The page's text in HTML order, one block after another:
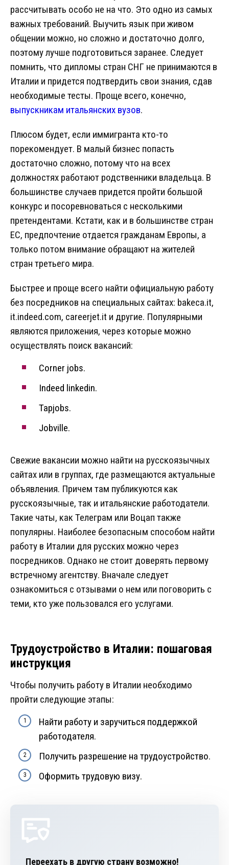
рассчитывать особо не на что. Это одно из самых
важных требований. Выучить язык при живом
общении можно, но сложно и достаточно долго,
поэтому лучше подготовиться заранее. Следует
помнить, что дипломы стран СНГ не принимаются в
Италии и придется подтвердить свои знания, сдав
необходимые тесты. Проще всего, конечно,
выпускникам итальянских вузов.
Плюсом будет, если иммигранта кто-то
порекомендует. В малый бизнес попасть
достаточно сложно, потому что на всех
должностях работают родственники владельца. В
большинстве случаев придется пройти большой
конкурс и посоревноваться с несколькими
претендентами. Кстати, как и в большинстве стран
ЕС, предпочтение отдается гражданам Европы, а
только потом внимание обращают на жителей
стран третьего мира.
Быстрее и проще всего найти официальную работу
без посредников на специальных сайтах: bakeca.it,
it.indeed.com, careerjet.it и другие. Популярными
являются приложения, через которые можно
осуществлять поиск вакансий:
Corner jobs.
Indeed linkedin.
Tapjobs.
Jobville.
Свежие вакансии можно найти на русскоязычных
сайтах или в группах, где размещаются актуальные
объявления. Причем там публикуются как
русскоязычные, так и итальянские работодатели.
Такие чаты, как Телеграм или Воцап также
популярны. Наиболее безопасным способом найти
работу в Италии для русских можно через
посредников. Однако не стоит доверять первому
встречному агентству. Вначале следует
ознакомиться с отзывами о нем или поговорить с
теми, кто уже пользовался его услугами.
Трудоустройство в Италии: пошаговая
инструкция
Чтобы получить работу в Италии необходимо
пройти следующие этапы:
Найти работу и заручиться поддержкой
работодателя.
Получить разрешение на трудоустройство.
Оформить трудовую визу.
Переехать в другую страну возможно!